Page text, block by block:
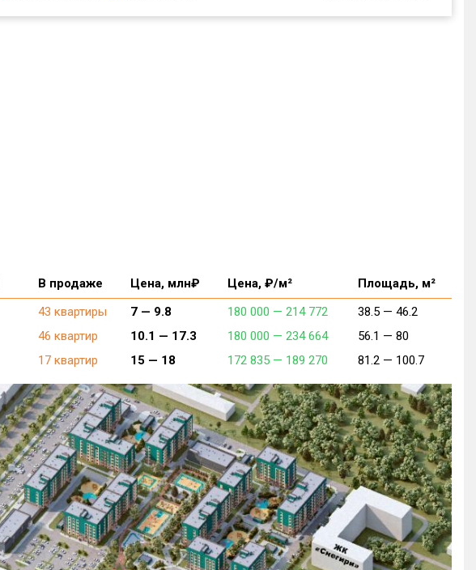
В продаже Цена, млн₽ Цена, ₽/м²
Площадь, м²
43 квартиры 7 — 9.8 180 000 — 214 772 38.5 — 46.2
46 квартир 10.1 — 17.3 180 000 — 234 664 56.1 — 80
17 квартир 15 — 18 172 835 — 189 270 81.2 — 100.7